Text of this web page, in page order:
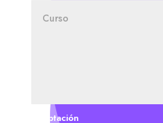
Aceptación